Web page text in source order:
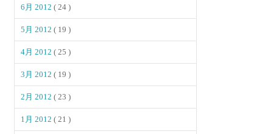
6月 2012( 24 )
5月 2012( 19 )
4月 2012( 25 )
3月 2012( 19 )
2月 2012( 23 )
1月 2012( 21 )